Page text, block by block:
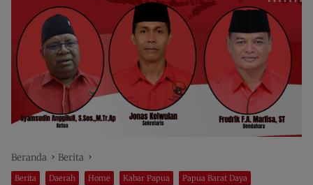
Beranda Berita
Berita Daerah Home Kabar Papua Papua Barat Daya